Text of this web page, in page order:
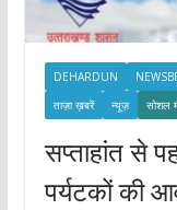
DEHARDUN
ताज़ा ख़बरें
न्यूज़ सोशल
सप्ताहांत से
पर्यटकों की